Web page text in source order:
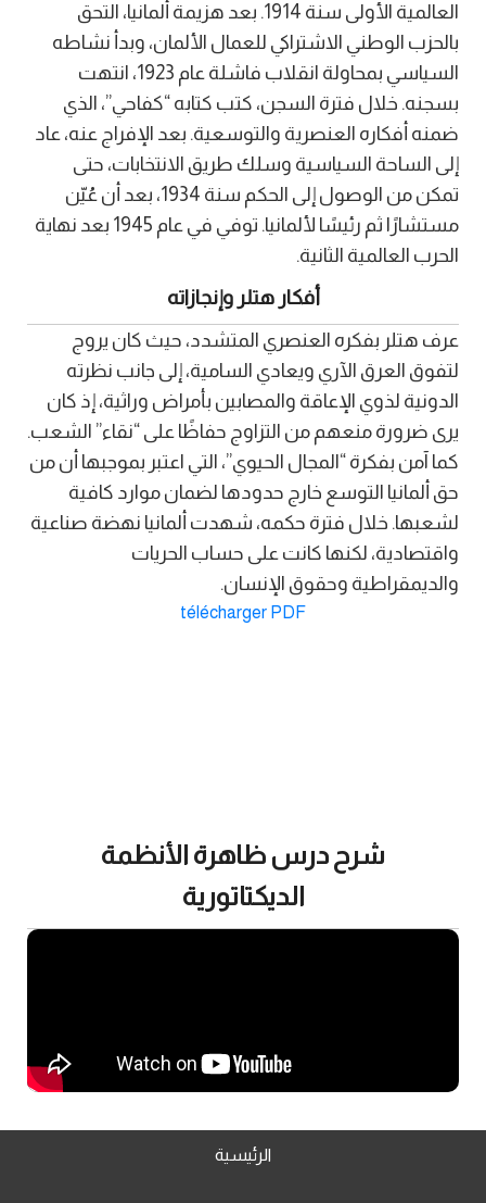
العالمية الأولى سنة 1914. بعد هزيمة ألمانيا، التحق
بالحزب الوطني الاشتراكي للعمال الألمان، وبدأ نشاطه
السياسي بمحاولة انقلاب فاشلة عام 1923، انتهت
بسجنه. خلال فترة السجن، كتب كتابه “كفاحي”، الذي
ضمنه أفكاره العنصرية والتوسعية. بعد الإفراج عنه، عاد
إلى الساحة السياسية وسلك طريق الانتخابات، حتى
تمكن من الوصول إلى الحكم سنة 1934، بعد أن عُيّن
مستشارًا ثم رئيسًا لألمانيا. توفي في عام 1945 بعد نهاية
الحرب العالمية الثانية.
أفكار هتلر وإنجازاته
عرف هتلر بفكره العنصري المتشدد، حيث كان يروج
لتفوق العرق الآري ويعادي السامية، إلى جانب نظرته
الدونية لذوي الإعاقة والمصابين بأمراض وراثية، إذ كان
يرى ضرورة منعهم من التزاوج حفاظًا على “نقاء” الشعب.
كما آمن بفكرة “المجال الحيوي”، التي اعتبر بموجبها أن من
حق ألمانيا التوسع خارج حدودها لضمان موارد كافية
لشعبها. خلال فترة حكمه، شهدت ألمانيا نهضة صناعية
واقتصادية، لكنها كانت على حساب الحريات
والديمقراطية وحقوق الإنسان.
télécharger PDF
شرح درس ظاهرة الأنظمة
الديكتاتورية
الرئيسية